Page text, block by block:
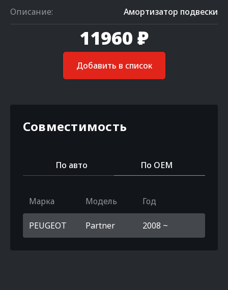
Описание: Амортизатор подвески
11960 ₽
Добавить в список
Совместимость
По авто По OEM
Марка Модель Год
PEUGEOT Partner 2008 ~